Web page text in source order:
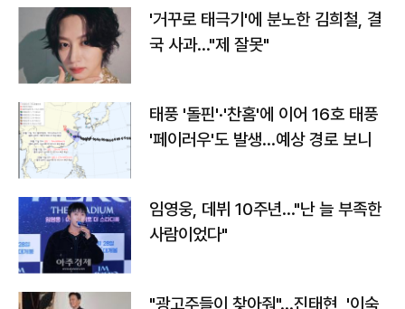
'거꾸로 태극기'에 분노한 김희철, 결
국 사과…"제 잘못"
태풍 '돌핀'·'찬홈'에 이어 16호 태풍
'페이러우'도 발생…예상 경로 보니
임영웅, 데뷔 10주년…"난 늘 부족한
사람이었다"
"광고주들이 찾아줘"…진태현, '이숙